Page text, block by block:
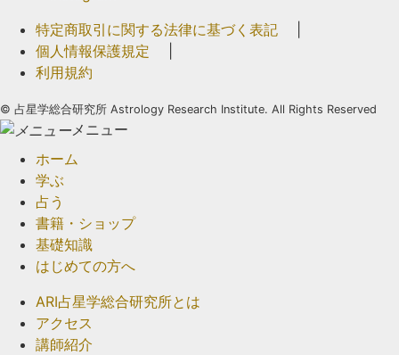
特定商取引に関する法律に基づく表記
個人情報保護規定
利用規約
© 占星学総合研究所 Astrology Research Institute. All Rights Reserved
メニュー
ホーム
学ぶ
占う
書籍・ショップ
基礎知識
はじめての方へ
ARI占星学総合研究所とは
アクセス
講師紹介